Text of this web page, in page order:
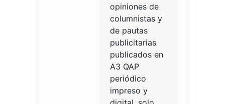
opiniones de
columnistas y
de pautas
publicitarias
publicados en
A3 QAP
periódico
impreso y